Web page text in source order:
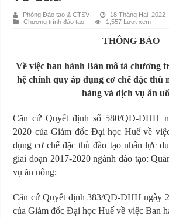
Phòng Đào tạo & CTSV
18 Tháng Hai, 2022
Chương trình đào tạo
1,557 Lượt xem
THÔNG BÁO
Về việc ban hành Bản mô tả chương
hệ chính quy áp dụng cơ chế đặc thù
hàng và dịch vụ ăn
Căn cứ Quyết định số 580/QĐ-ĐHH
2020 của Giám đốc Đại học Huế về
dụng cơ chế đặc thù đào tạo nhân lực
giai đoạn 2017-2020 ngành đào tạo:
vụ ăn uống;
Căn cứ Quyết định 383/QĐ-ĐHH ngày
của Giám đốc Đại học Huế về việc Ban